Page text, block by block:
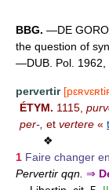
BBG. —DE
the question of
—DUB. Pol. 1962,
pervertir
ÉTYM. 1115,
per-, et vertere «
❖
1 Faire changer
Pervertir qqn. ⇒